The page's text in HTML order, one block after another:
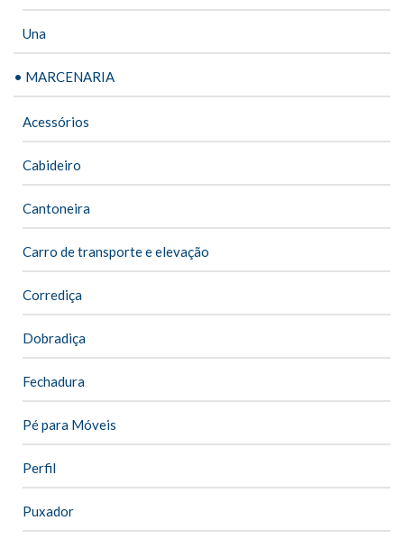
Una
• MARCENARIA
Acessórios
Cabideiro
Cantoneira
Carro de transporte e elevação
Corrediça
Dobradiça
Fechadura
Pé para Móveis
Perfil
Puxador